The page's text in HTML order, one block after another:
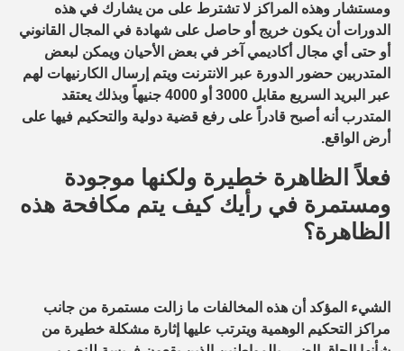
ومستشار وهذه المراكز لا تشترط على من يشارك في هذه
الدورات أن يكون خريج أو حاصل على شهادة في المجال القانوني
أو حتى أي مجال أكاديمي آخر في بعض الأحيان ويمكن لبعض
المتدربين حضور الدورة عبر الانترنت ويتم إرسال الكارنيهات لهم
عبر البريد السريع مقابل 3000 أو 4000 جنيهاً وبذلك يعتقد
المتدرب أنه أصبح قادراً على رفع قضية دولية والتحكيم فيها على
أرض الواقع.
فعلاً الظاهرة خطيرة ولكنها موجودة
ومستمرة في رأيك كيف يتم مكافحة هذه
الظاهرة؟
الشيء المؤكد أن هذه المخالفات ما زالت مستمرة من جانب
مراكز التحكيم الوهمية ويترتب عليها إثارة مشكلة خطيرة من